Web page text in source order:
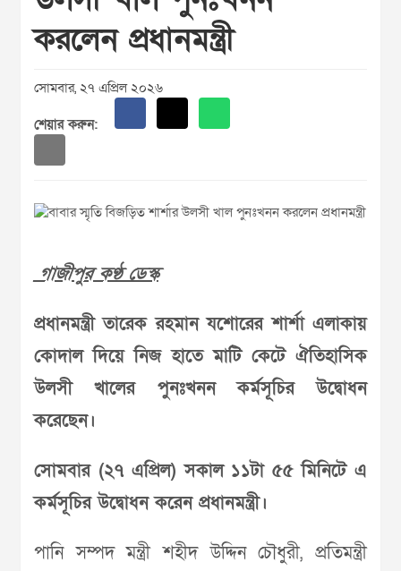
করলেন প্রধানমন্ত্রী
সোমবার, ২৭ এপ্রিল ২০২৬
শেয়ার করুন:
গাজীপুর কণ্ঠ ডেস্ক
প্রধানমন্ত্রী তারেক রহমান যশোরের শার্শা এলাকায়
কোদাল দিয়ে নিজ হাতে মাটি কেটে ঐতিহাসিক
উলসী খালের পুনঃখনন কর্মসূচির উদ্বোধন
করেছেন।
সোমবার (২৭ এপ্রিল) সকাল ১১টা ৫৫ মিনিটে এ
কর্মসূচির উদ্বোধন করেন প্রধানমন্ত্রী।
পানি সম্পদ মন্ত্রী শহীদ উদ্দিন চৌধুরী, প্রতিমন্ত্রী